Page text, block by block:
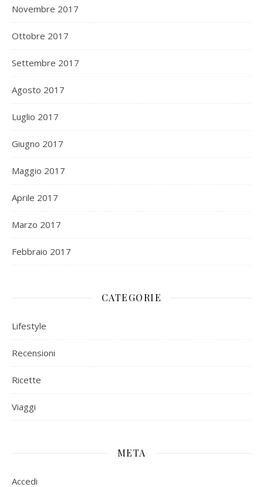
Novembre 2017
Ottobre 2017
Settembre 2017
Agosto 2017
Luglio 2017
Giugno 2017
Maggio 2017
Aprile 2017
Marzo 2017
Febbraio 2017
CATEGORIE
Lifestyle
Recensioni
Ricette
Viaggi
META
Accedi